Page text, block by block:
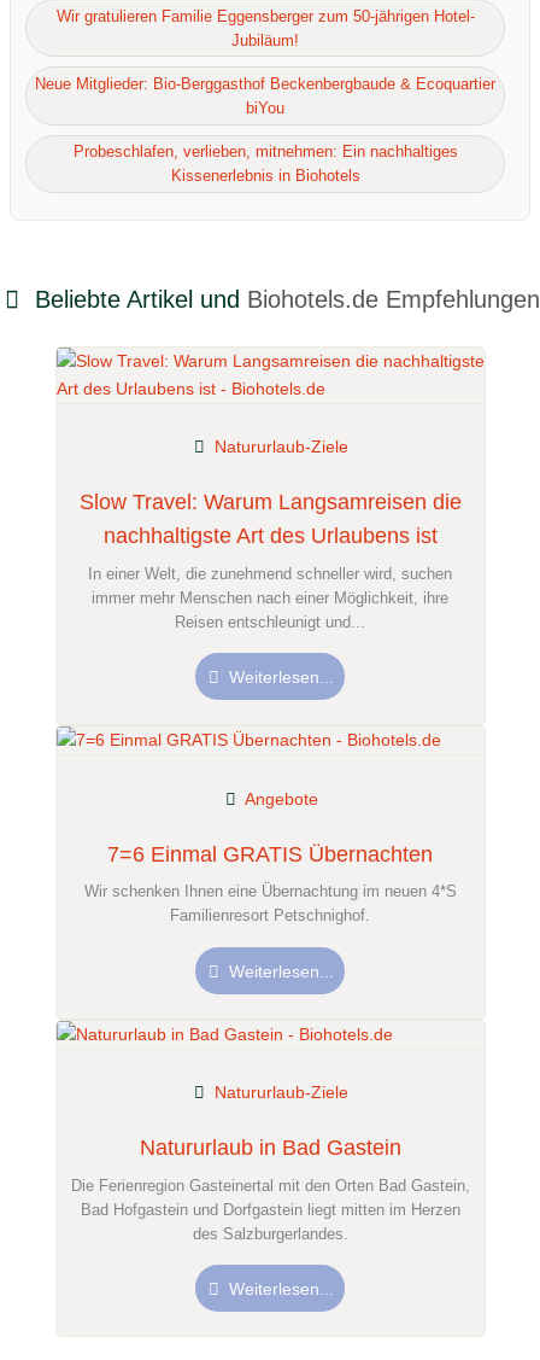
Beliebte Artikel und Biohotels.de Empfehlungen
Slow Travel: Warum Langsamreisen die
nachhaltigste Art des Urlaubens ist
Natururlaub-Ziele
In einer Welt, die zunehmend schneller wird, suchen
immer mehr Menschen nach einer Möglichkeit, ihre
Reisen entschleunigt und...
Weiterlesen...
7=6 Einmal GRATIS Übernachten
Angebote
Wir schenken Ihnen eine Übernachtung im neuen 4*S
Familienresort Petschnighof.
Weiterlesen...
Natururlaub in Bad Gastein
Natururlaub-Ziele
Die Ferienregion Gasteinertal mit den Orten Bad Gastein,
Bad Hofgastein und Dorfgastein liegt mitten im Herzen
des Salzburgerlandes.
Weiterlesen...
Wir gratulieren Familie Eggensberger zum 50-jährigen Hotel-
Jubiläum!
Neue Mitglieder: Bio-Berggasthof Beckenbergbaude & Ecoquartier
biYou
Probeschlafen, verlieben, mitnehmen: Ein nachhaltiges
Kissenerlebnis in Biohotels